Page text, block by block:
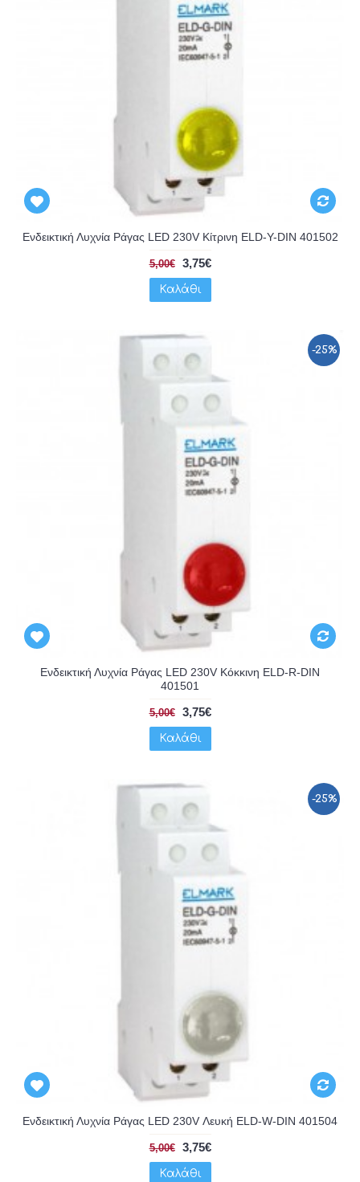
Ενδεικτική Λυχνία Ράγας LED 230V Κίτρινη ELD-Y-DIN 401502
5,00€ 3,75€
Καλάθι
-25%
Ενδεικτική Λυχνία Ράγας LED 230V Κόκκινη ELD-R-DIN
401501
5,00€ 3,75€
Καλάθι
-25%
Ενδεικτική Λυχνία Ράγας LED 230V Λευκή ELD-W-DIN 401504
5,00€ 3,75€
Καλάθι